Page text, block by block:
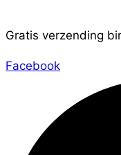
Gratis verzending
Facebook